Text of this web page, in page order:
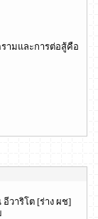
ามและการต่อสู้คือ
อีวาริโต [ร่าง ผช]